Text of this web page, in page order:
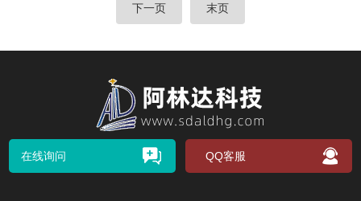
下一页 末页
在线询问 QQ客服